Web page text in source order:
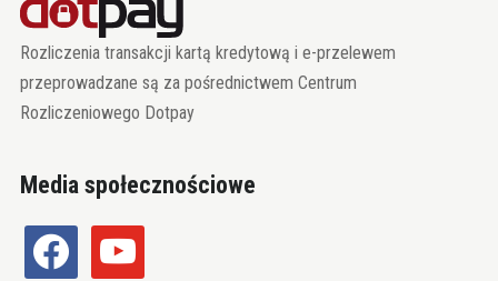
Rozliczenia transakcji kartą kredytową i e-przelewem
przeprowadzane są za pośrednictwem Centrum
Rozliczeniowego Dotpay
Media społecznościowe
facebook youtube